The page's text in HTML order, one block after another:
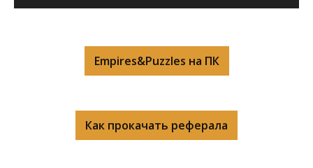
Empires&Puzzles на ПК
Как прокачать реферала